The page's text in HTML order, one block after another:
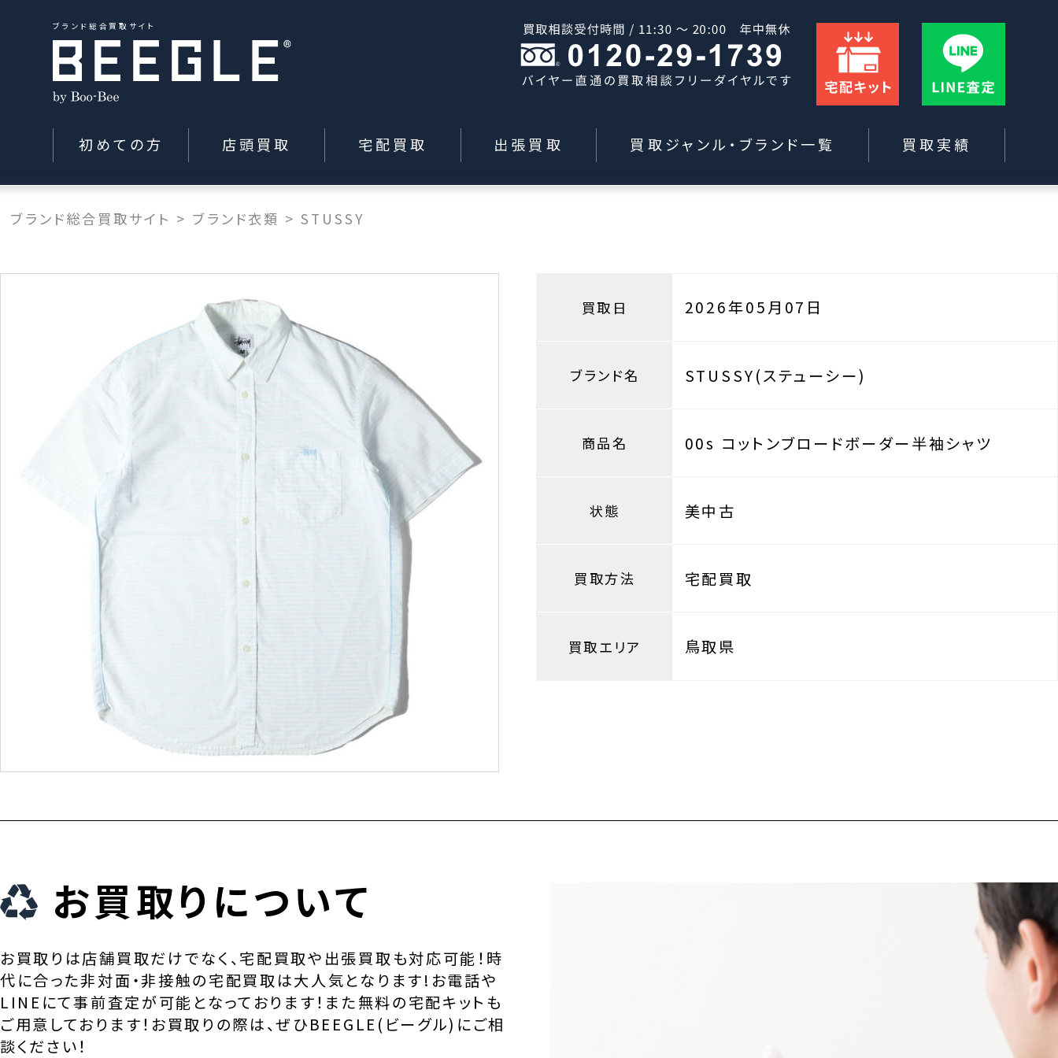
ブランド総合買取サイト
初めての方 店頭買取 宅配買取 出張買取 買取ジャンル・ブランド一覧 買取実績
ブランド総合買取サイト > ブランド衣類 >STUSSY
買取日 2026年05月07日
ブランド名 STUSSY(ステューシー)
商品名 00s コットンブロードボーダー半袖シャツ
状態 美中古
買取方法 宅配買取
買取エリア 鳥取県
お買取りについて
お買取りは店舗買取だけでなく、宅配買取や出張買取も対応可能！時
代に合った非対面・非接触の宅配買取は大人気となります!お電話や
LINEにて事前査定が可能となっております！また無料の宅配キットも
ご用意しております！お買取りの際は、ぜひBEEGLE(ビーグル)にご相
談ください！